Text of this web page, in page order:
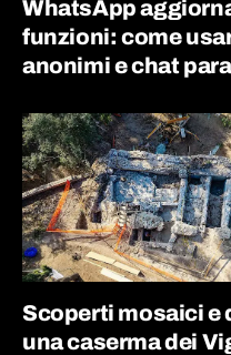
WhatsApp
funzioni: come
anonimi e chat
Scoperti mosaici e
una caserma dei